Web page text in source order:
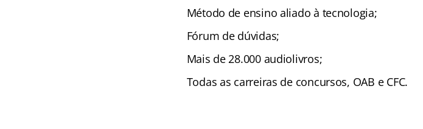
Método de ensino aliado à tecnologia;
Fórum de dúvidas;
Mais de 28.000 audiolivros;
Todas as carreiras de concursos, OAB e CFC.